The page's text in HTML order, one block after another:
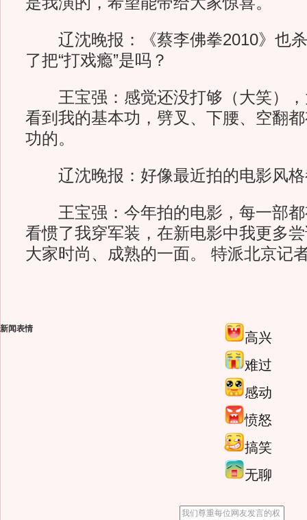
辽沈晚报：《蔡李佛拳2010》也杀
了把“打戏瘾”是吗？
王宝强：感觉还没打够（大笑），
看到我的基本功，劈叉、下腰、空翻
功的。
辽沈晚报：好像最近拍的电影风格
王宝强：今年拍的电影，每一部都
看惯了我穿军装，在新电影中我更多
大家时尚、成熟的一面。 特派北京记
新闻表情
高兴
难过
感动
愤怒
搞笑
无聊